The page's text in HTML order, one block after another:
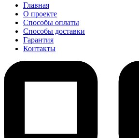
Главная
О проекте
Способы оплаты
Способы доставки
Гарантия
Контакты